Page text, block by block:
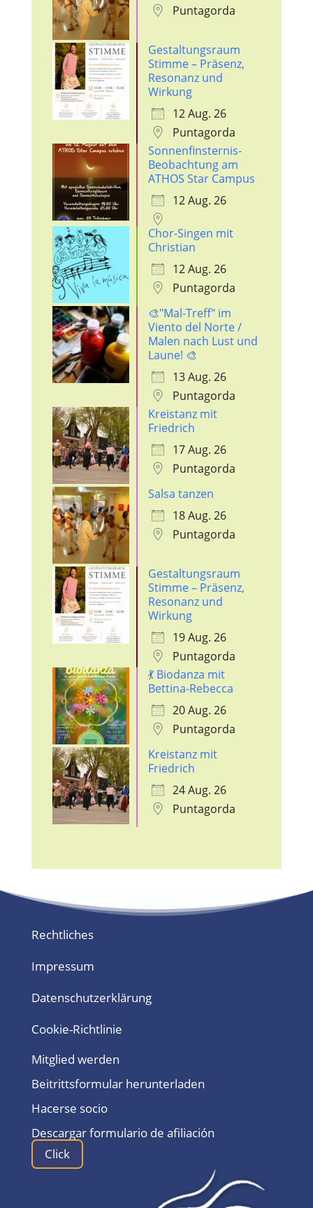
Puntagorda
Gestaltungsraum
Stimme – Präsenz,
Resonanz und
Wirkung
12 Aug. 26
Puntagorda
Sonnenfinsternis-
Beobachtung am
ATHOS Star Campus
12 Aug. 26
Chor-Singen mit
Christian
12 Aug. 26
Puntagorda
🎨"Mal-Treff" im
Viento del Norte /
Malen nach Lust und
Laune! 🎨
13 Aug. 26
Puntagorda
Kreistanz mit
Friedrich
17 Aug. 26
Puntagorda
Salsa tanzen
18 Aug. 26
Puntagorda
Gestaltungsraum
Stimme – Präsenz,
Resonanz und
Wirkung
19 Aug. 26
Puntagorda
💃 Biodanza mit
Bettina-Rebecca
20 Aug. 26
Puntagorda
Kreistanz mit
Friedrich
24 Aug. 26
Puntagorda
Rechtliches
Impressum
Datenschutzerklärung
Cookie-Richtlinie
Mitglied werden
Beitrittsformular herunterladen
Hacerse socio
Descargar formulario de afiliación
Click